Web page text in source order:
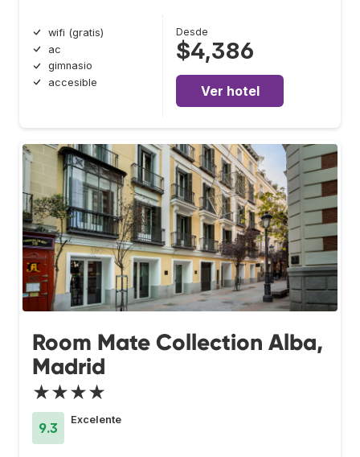
wifi (gratis)
ac
gimnasio
accesible
Desde
$4,386
Ver hotel
Room Mate Collection Alba,
Madrid
★★★★
9.3
Excelente